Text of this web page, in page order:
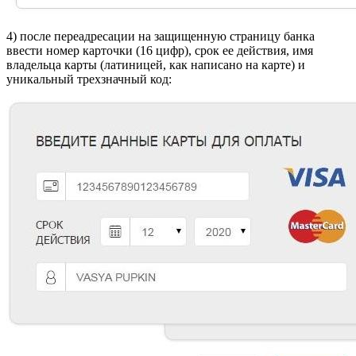
4) после переадресации на защищенную страницу банка
ввести номер карточки (16 цифр), срок ее действия, имя
владельца карты (латиницей, как написано на карте) и
уникальный трехзначный код: